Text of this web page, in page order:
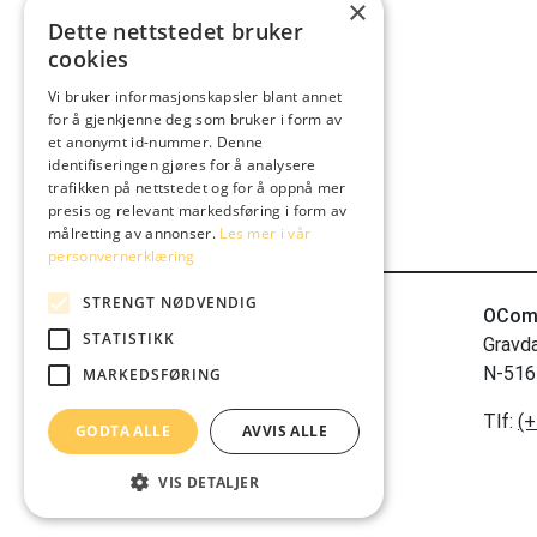
N-
Tlf:
×
Dette nettstedet bruker
cookies
Vi bruker informasjonskapsler blant annet
for å gjenkjenne deg som bruker i form av
et anonymt id-nummer. Denne
identifiseringen gjøres for å analysere
trafikken på nettstedet og for å oppnå mer
presis og relevant markedsføring i form av
målretting av annonser. Les mer i vår
personvernerklæring
STRENGT NØDVENDIG
STATISTIKK
MARKEDSFØRING
GODTA ALLE AVVIS ALLE
VIS DETALJER